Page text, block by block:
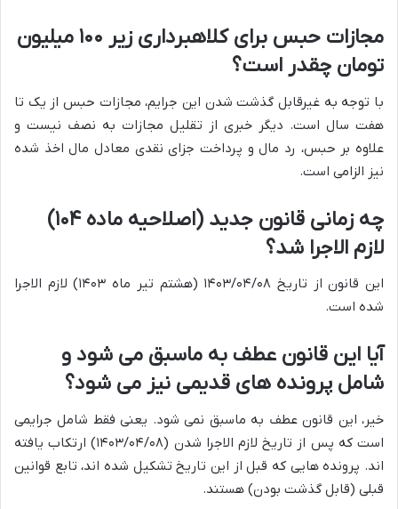
مجازات حبس برای کلاهبرداری زیر ۱۰۰ میلیون
تومان چقدر است؟
با توجه به غیرقابل گذشت شدن این جرایم، مجازات حبس از یک تا
هفت سال است. دیگر خبری از تقلیل مجازات به نصف نیست و
علاوه بر حبس، رد مال و پرداخت جزای نقدی معادل مال اخذ شده
نیز الزامی است.
چه زمانی قانون جدید (اصلاحیه ماده ۱۰۴)
لازم الاجرا شد؟
این قانون از تاریخ ۱۴۰۳/۰۴/۰۸ (هشتم تیر ماه ۱۴۰۳) لازم الاجرا
شده است.
آیا این قانون عطف به ماسبق می شود و
شامل پرونده های قدیمی نیز می شود؟
خیر، این قانون عطف به ماسبق نمی شود. یعنی فقط شامل جرایمی
است که پس از تاریخ لازم الاجرا شدن (۱۴۰۳/۰۴/۰۸) ارتکاب یافته
اند. پرونده هایی که قبل از این تاریخ تشکیل شده اند، تابع قوانین
قبلی (قابل گذشت بودن) هستند.